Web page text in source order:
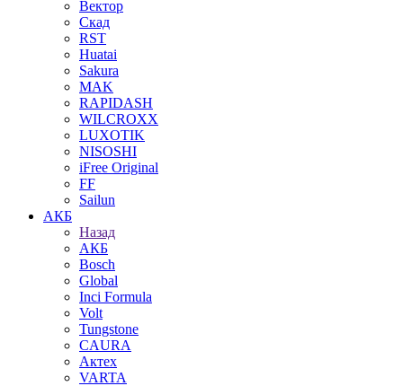
Вектор
Скад
RST
Huatai
Sakura
MAK
RAPIDASH
WILCROXX
LUXOTIK
NISOSHI
iFree Original
FF
Sailun
АКБ
Назад
АКБ
Bosch
Global
Inci Formula
Volt
Tungstone
CAURA
Актех
VARTA